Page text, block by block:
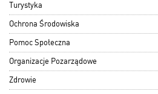
Turystyka
Ochrona Środowiska
Pomoc Społeczna
Organizacje Pozarządowe
Zdrowie